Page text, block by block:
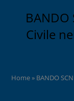
BANDO
Civile
Home» BANDO